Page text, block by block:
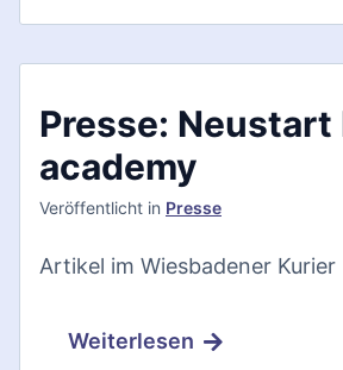
Presse: Neustart
academy
Veröffentlicht in Presse
Artikel im Wiesbadener Kurier
Weiterlesen